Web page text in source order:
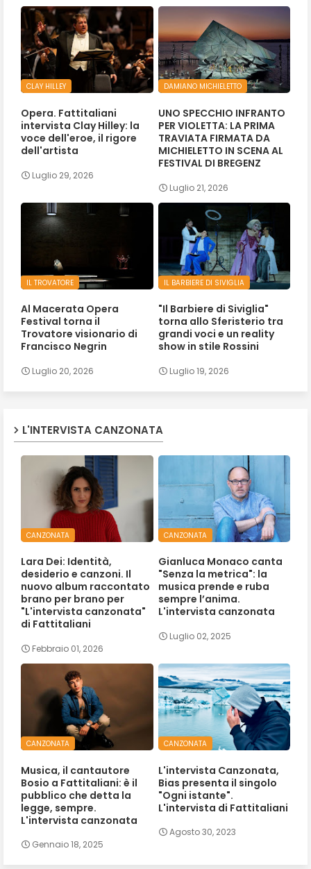
CLAY HILLEY
Opera. Fattitaliani
intervista Clay Hilley: la
voce dell'eroe, il rigore
dell'artista
Luglio 29, 2026
DAMIANO MICHIELETTO
UNO SPECCHIO INFRANTO
PER VIOLETTA: LA PRIMA
TRAVIATA FIRMATA DA
MICHIELETTO IN SCENA AL
FESTIVAL DI BREGENZ
Luglio 21, 2026
IL TROVATORE
Al Macerata Opera
Festival torna il
Trovatore visionario di
Francisco Negrin
Luglio 20, 2026
IL BARBIERE DI SIVIGLIA
"Il Barbiere di Siviglia"
torna allo Sferisterio tra
grandi voci e un reality
show in stile Rossini
Luglio 19, 2026
L'INTERVISTA CANZONATA
CANZONATA
Lara Dei: Identità,
desiderio e canzoni. Il
nuovo album raccontato
brano per brano per
"L'intervista canzonata"
di Fattitaliani
Febbraio 01, 2026
CANZONATA
Gianluca Monaco canta
"Senza la metrica": la
musica prende e ruba
sempre l’anima.
L'intervista canzonata
Luglio 02, 2025
CANZONATA
Musica, il cantautore
Bosio a Fattitaliani: è il
pubblico che detta la
legge, sempre.
L'intervista canzonata
Gennaio 18, 2025
CANZONATA
L'intervista Canzonata,
Bias presenta il singolo
"Ogni istante".
L'intervista di Fattitaliani
Agosto 30, 2023